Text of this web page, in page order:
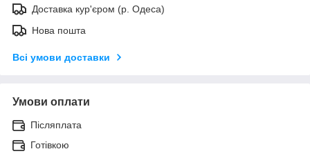
Доставка кур'єром (р. Одеса)
Нова пошта
Всі умови доставки
Умови оплати
Післяплата
Готівкою